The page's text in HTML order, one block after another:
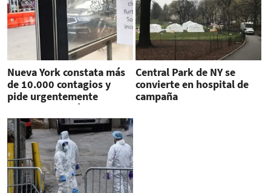
Nueva York constata más
de 10.000 contagios y
pide urgentemente
suministros médicos
Central Park de NY se
convierte en hospital de
campaña